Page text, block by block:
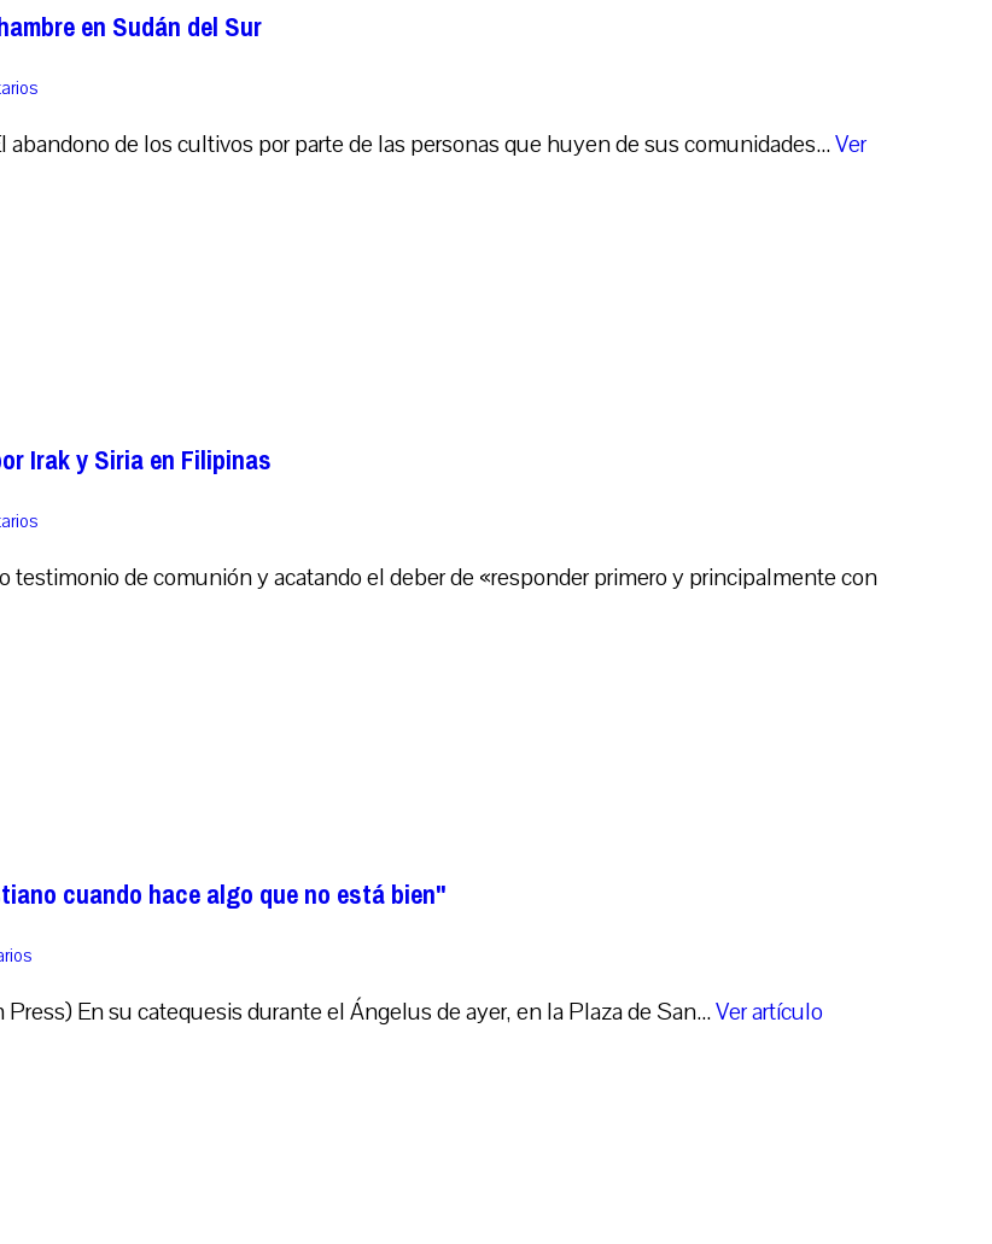
en Sudán del Sur
de los cultivos por parte de las personas que huyen de sus comunidades...Ver
Irak y Siria en Filipinas
de comunión y acatando el deber de «responder primero y principalmente con
cuando hace algo que no está bien"
En su catequesis durante el Ángelus de ayer, en la Plaza de San...Ver artículo